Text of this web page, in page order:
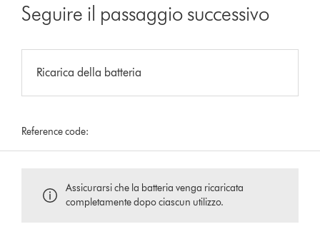
Seguire il passaggio successivo
Ricarica della batteria
Reference code:
Assicurarsi che la batteria venga ricaricata
completamente dopo ciascun utilizzo.